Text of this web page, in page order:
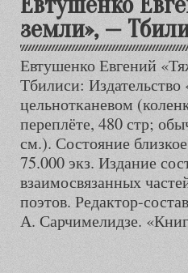
земли», —
Евтушенко Евгений
Тбилиси:
цельнотканевом
переплёте, 480 стр;
см.). Состояние
75.000 экз. Издание
взаимосвязанных
поэтов. Редактор-
А. Сарчимелидзе.